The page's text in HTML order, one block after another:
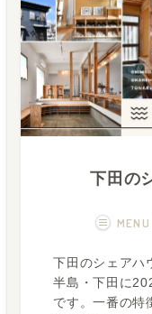
下田の
MENU
概要
空室状況
下田のシェアハ
半島・下田に
です。一番の特